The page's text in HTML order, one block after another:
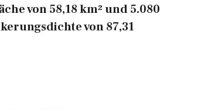
von 58,18 km² und 5.080
von 87,31